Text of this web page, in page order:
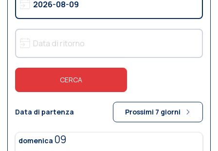
CERCA
Data di partenza Prossimi 7 giorni
domenica 09